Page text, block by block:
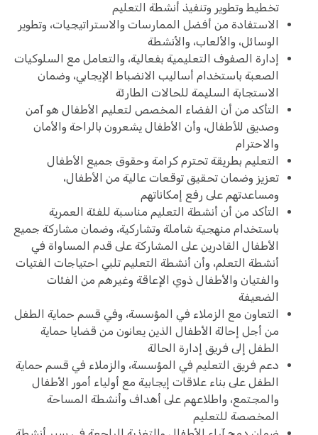
تخطيط وتطوير وتنفيذ أنشطة التعليم
الاستفادة من أفضل الممارسات والاستراتيجيات، وتطوير
الوسائل، والألعاب، والأنشطة
إدارة الصفوف التعليمية بفعالية، والتعامل مع السلوكيات
الصعبة باستخدام أساليب الانضباط الإيجابي، وضمان
الاستجابة السليمة للحالات الطارئة
التأكد من أن الفضاء المخصص لتعليم الأطفال هو آمن
وصديق للأطفال، وأن الأطفال يشعرون بالراحة والأمان
والاحترام
التعليم بطريقة تحترم كرامة وحقوق جميع الأطفال
تعزيز وضمان تحقيق توقعات عالية من الأطفال،
ومساعدتهم على رفع إمكاناتهم
التأكد من أن أنشطة التعليم مناسبة للفئة العمرية
باستخدام منهجية شاملة وتشاركية، وضمان مشاركة جميع
الأطفال القادرين على المشاركة على قدم المساواة في
أنشطة التعلم، وأن أنشطة التعليم تلبي احتياجات الفتيات
والفتيان والأطفال ذوي الإعاقة وغيرهم من الفئات
الضعيفة
التعاون مع الزملاء في المؤسسة، وفي قسم حماية الطفل
من أجل إحالة الأطفال الذين يعانون من قضايا حماية
الطفل إلى فريق إدارة الحالة
دعم فريق التعليم في المؤسسة، والزملاء في قسم حماية
الطفل على بناء علاقات إيجابية مع أولياء أمور الأطفال
والمجتمع، واطلاعهم على أهداف وأنشطة المساحة
المخصصة للتعليم